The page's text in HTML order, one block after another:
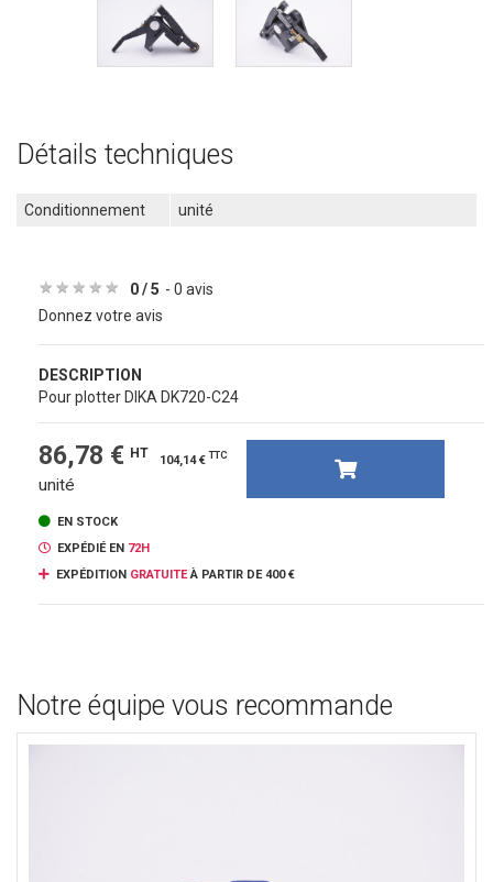
Détails techniques
Conditionnement unité
★ ★ ★ ★ ★
★ ★ ★ ★ ★ 0 / 5 - 0 avis
Donnez votre avis
DESCRIPTION
Pour plotter DIKA DK720-C24
86,78 € HT
unité
104,14 € TTC
EN STOCK
EXPÉDIÉ EN 72H
EXPÉDITION GRATUITEÀ PARTIR DE 400 €
Notre équipe vous recommande